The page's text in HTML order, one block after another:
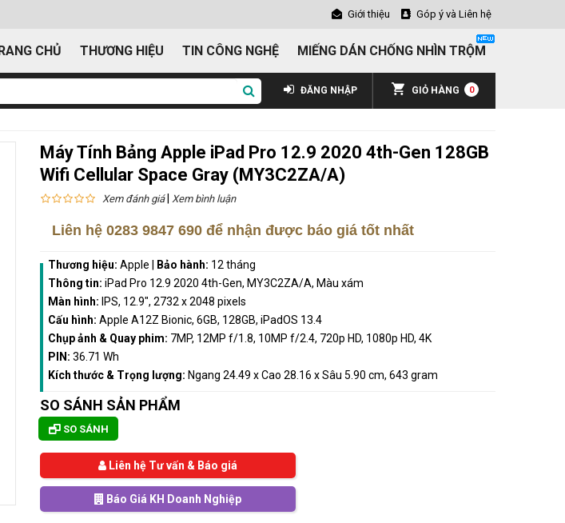
Giới thiệu Góp ý và Liên hệ
CHỦ THƯƠNG HIỆU TIN CÔNG NGHỆ MIẾNG DÁN CHỐNG NHÌN TRỘM
GIỎ HÀNG 0
ĐĂNG NHẬP
Máy Tính Bảng Apple iPad Pro 12.9 2020 4th-Gen 128GB
Wifi Cellular Space Gray (MY3C2ZA/A)
Xem đánh giá| Xem bình luận
Liên hệ 0283 9847 690 để nhận được báo giá tốt nhất
Thương hiệu: Apple Bảo hành: 12 tháng
Thông tin: iPad Pro 12.9 2020 4th-Gen, MY3C2ZA/A, Màu xám
Màn hình: IPS, 12.9", 2732 x 2048 pixels
Cấu hình: Apple A12Z Bionic, 6GB, 128GB, iPadOS 13.4
Chụp ảnh & Quay phim: 7MP, 12MP f/1.8, 10MP f/2.4, 720p HD, 1080p HD, 4K
PIN: 36.71 Wh
Kích thước & Trọng lượng: Ngang 24.49 x Cao 28.16 x Sâu 5.90 cm, 643 gram
SO SÁNH SẢN PHẨM
SO SÁNH
Liên hệ Tư vấn & Báo giá
Báo Giá KH Doanh Nghiệp